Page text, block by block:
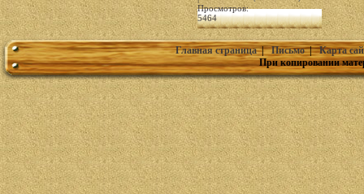
Просмотров:
5464
Главная страница|Письмо|Карта
При копировании